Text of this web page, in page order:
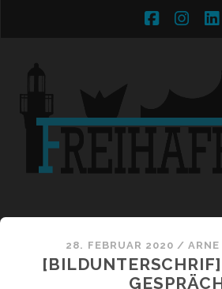
facebook
28. FEBRUAR 2020 /